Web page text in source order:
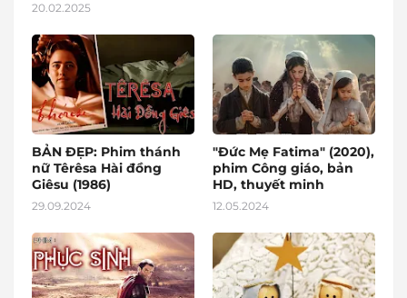
20.02.2025
BẢN ĐẸP: Phim thánh
nữ Têrêsa Hài đồng
Giêsu (1986)
29.09.2024
"Đức Mẹ Fatima" (2020),
phim Công giáo, bản
HD, thuyết minh
12.05.2024